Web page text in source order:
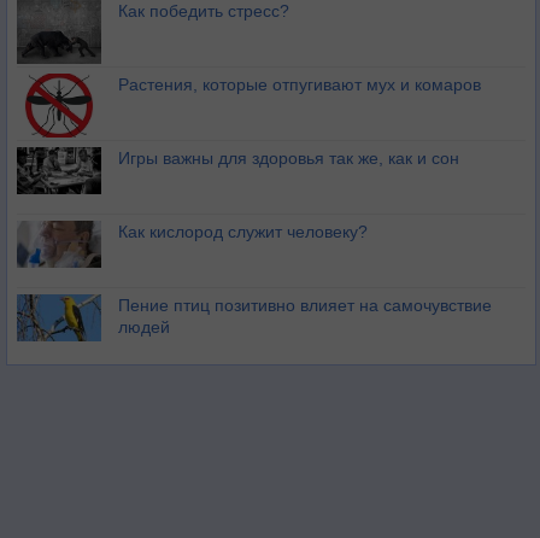
Как победить стресс?
Растения, которые отпугивают мух и комаров
Игры важны для здоровья так же, как и сон
Как кислород служит человеку?
Пение птиц позитивно влияет на самочувствие
людей